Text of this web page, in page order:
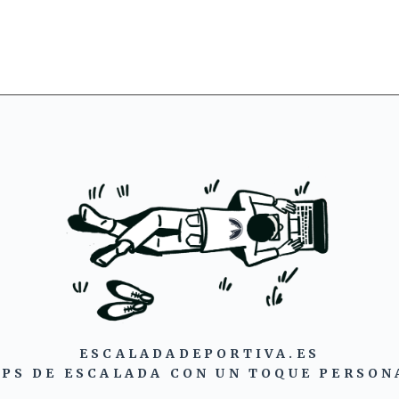
ESCALADADEPORTIVA.ES
DE ESCALADA CON UN TOQUE